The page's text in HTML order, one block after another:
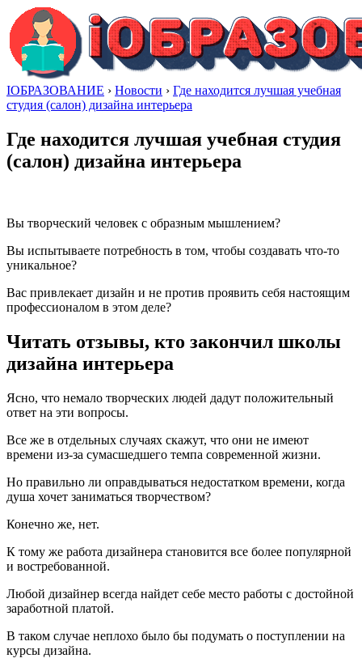
IОБРАЗОВАНИЕ › Новости › Где находится лучшая учебная
студия (салон) дизайна интерьера
Где находится лучшая учебная студия
(салон) дизайна интерьера
Вы творческий человек с образным мышлением?
Вы испытываете потребность в том, чтобы создавать что-то
уникальное?
Вас привлекает дизайн и не против проявить себя настоящим
профессионалом в этом деле?
Читать отзывы, кто закончил школы
дизайна интерьера
Ясно, что немало творческих людей дадут положительный
ответ на эти вопросы.
Все же в отдельных случаях скажут, что они не имеют
времени из-за сумасшедшего темпа современной жизни.
Но правильно ли оправдываться недостатком времени, когда
душа хочет заниматься творчеством?
Конечно же, нет.
К тому же работа дизайнера становится все более популярной
и востребованной.
Любой дизайнер всегда найдет себе место работы с достойной
заработной платой.
В таком случае неплохо было бы подумать о поступлении на
курсы дизайна.